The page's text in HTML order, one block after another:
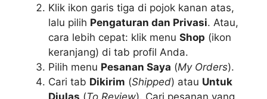
Klik ikon garis tiga di pojok kanan atas,
lalu pilih Pengaturan dan Privasi. Atau,
cara lebih cepat: klik menu Shop (ikon
keranjang) di tab profil Anda.
Pilih menu Pesanan Saya (My Orders).
Cari tab Dikirim (Shipped) atau Untuk